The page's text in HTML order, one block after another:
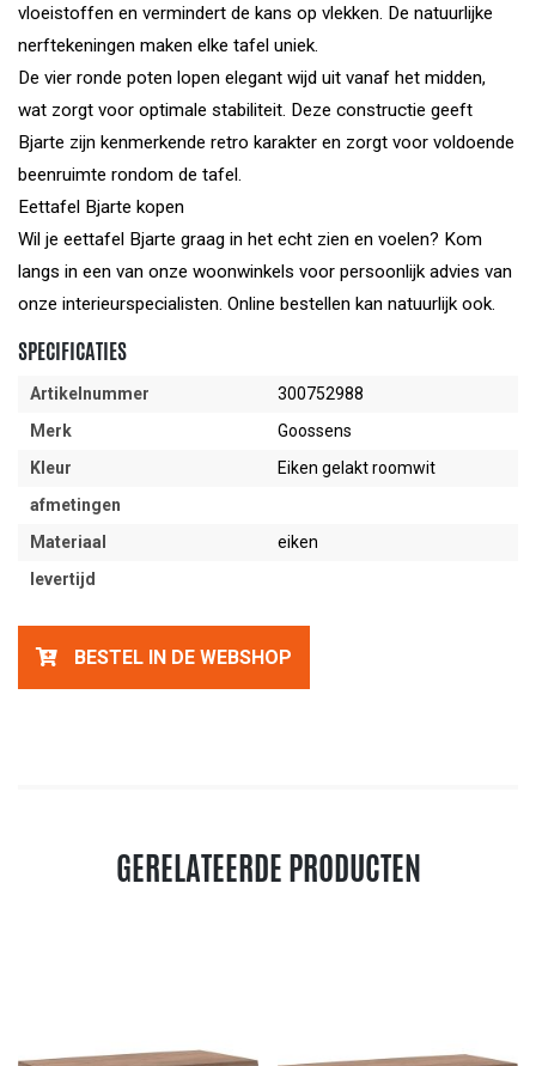
vloeistoffen en vermindert de kans op vlekken. De natuurlijke
nerftekeningen maken elke tafel uniek.
De vier ronde poten lopen elegant wijd uit vanaf het midden,
wat zorgt voor optimale stabiliteit. Deze constructie geeft
Bjarte zijn kenmerkende retro karakter en zorgt voor voldoende
beenruimte rondom de tafel.
Eettafel Bjarte kopen
Wil je eettafel Bjarte graag in het echt zien en voelen? Kom
langs in een van onze woonwinkels voor persoonlijk advies van
onze interieurspecialisten. Online bestellen kan natuurlijk ook.
SPECIFICATIES
Artikelnummer
300752988
Merk
Goossens
Kleur
Eiken gelakt roomwit
afmetingen
Materiaal
eiken
levertijd
BESTEL IN DE WEBSHOP
GERELATEERDE PRODUCTEN